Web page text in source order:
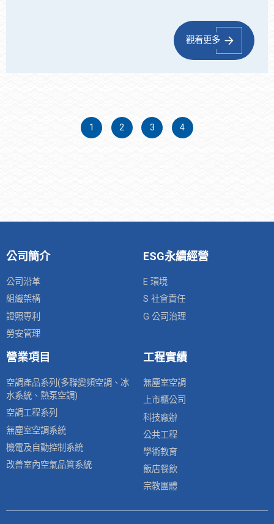
觀看更多
1 2 3 4
公司簡介
公司沿革
組織架構
證照專利
勞安管理
ESG永續經營
E 環境
S 社會責任
G 公司治理
營業項目
空調產品系列(多聯變頻空調、冰
水系統、熱泵空調)
空調工程系列
無塵室空調系統
機電及自動控制系統
改善室內空氣品質系統
工程實績
無塵室空調
上市櫃公司
科技廠辦
公共工程
學術教育
飯店餐飲
宗教團體